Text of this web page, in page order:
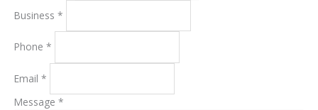
Business *
Phone *
Email *
Message *